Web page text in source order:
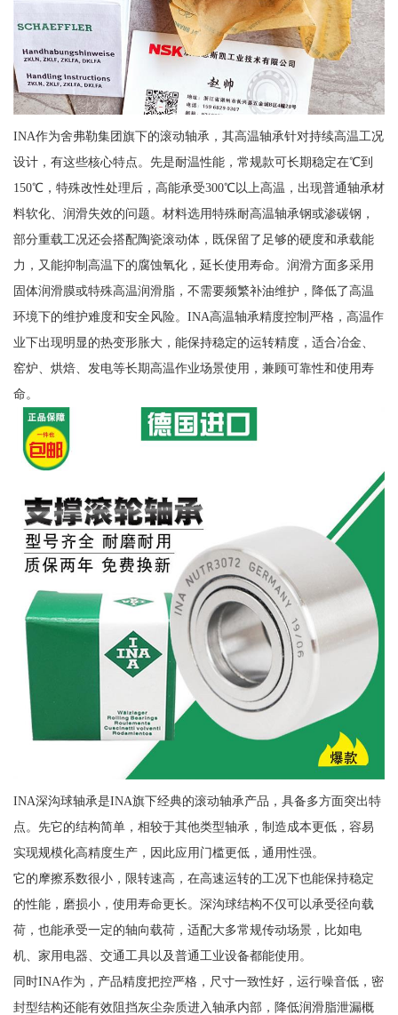
INA作为舍弗勒集团旗下的滚动轴承，其高温轴承针对持续高温工况
设计，有这些核心特点。先是耐温性能，常规款可长期稳定在℃到
150℃，特殊改性处理后，高能承受300℃以上高温，出现普通轴承材
料软化、润滑失效的问题。材料选用特殊耐高温轴承钢或渗碳钢，
部分重载工况还会搭配陶瓷滚动体，既保留了足够的硬度和承载能
力，又能抑制高温下的腐蚀氧化，延长使用寿命。润滑方面多采用
固体润滑膜或特殊高温润滑脂，不需要频繁补油维护，降低了高温
环境下的维护难度和安全风险。INA高温轴承精度控制严格，高温作
业下出现明显的热变形胀大，能保持稳定的运转精度，适合冶金、
窑炉、烘焙、发电等长期高温作业场景使用，兼顾可靠性和使用寿
命。
INA深沟球轴承是INA旗下经典的滚动轴承产品，具备多方面突出特
点。先它的结构简单，相较于其他类型轴承，制造成本更低，容易
实现规模化高精度生产，因此应用门槛更低，通用性强。
它的摩擦系数很小，限转速高，在高速运转的工况下也能保持稳定
的性能，磨损小，使用寿命更长。深沟球结构不仅可以承受径向载
荷，也能承受一定的轴向载荷，适配大多常规传动场景，比如电
机、家用电器、交通工具以及普通工业设备都能使用。
同时INA作为，产品精度把控严格，尺寸一致性好，运行噪音低，密
封型结构还能有效阻挡灰尘杂质进入轴承内部，降低润滑脂泄漏概